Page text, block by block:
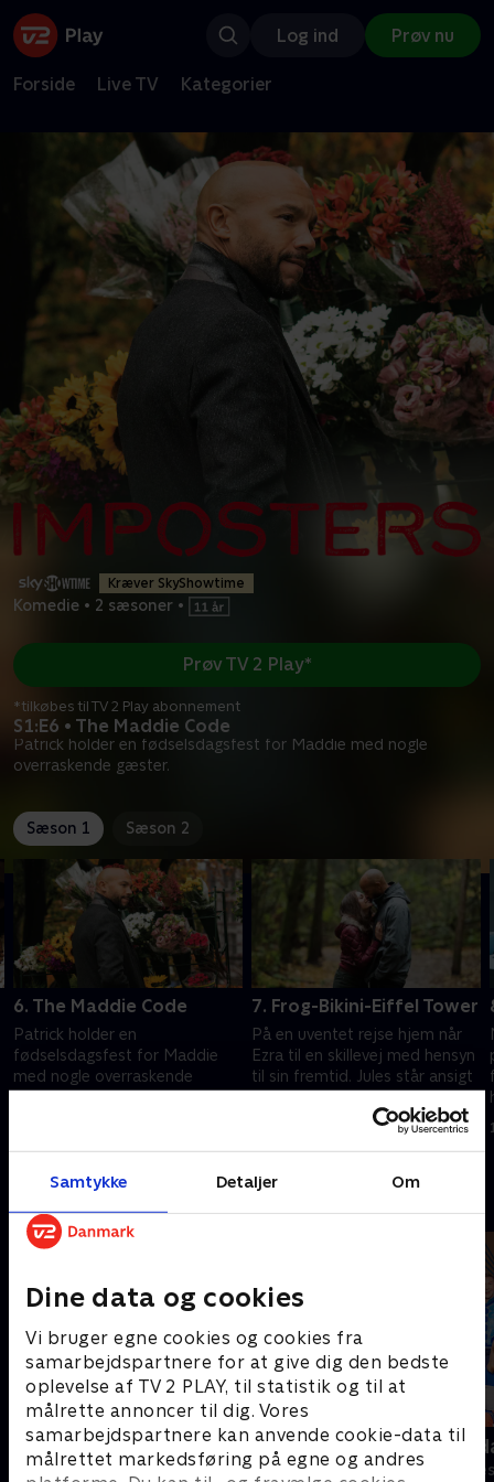
Samtykke Detaljer Om
Dine data og cookies
Vi bruger egne cookies og cookies fra
samarbejdspartnere for at give dig den bedste
oplevelse af TV 2 PLAY, til statistik og til at
målrette annoncer til dig. Vores
samarbejdspartnere kan anvende cookie-data til
målrettet markedsføring på egne og andres
Log ind Prøv nu
Forside Live TV Kategorier
Kræver SkyShowtime
Komedie • 2 sæsoner •
S1:E6 • The Maddie Code
Patrick holder en fødselsdagsfest for Maddie med nogle
overraskende gæster.
Prøv TV 2 Play*
*tilkøbes til TV 2 Play abonnement
Sæson 1 Sæson 2
6. The Maddie Code
Patrick holder en
fødselsdagsfest for Maddie
med nogle overraskende
7. Frog-Bikini-Eiffel Tower
På en uventet rejse hjem når
Ezra til en skillevej med hensyn
til sin fremtid. Jules står ansigt
16. september 2025 • 39 min
Nynne
Komedie • 1 sæsoner
Robssons
Komedie • 1